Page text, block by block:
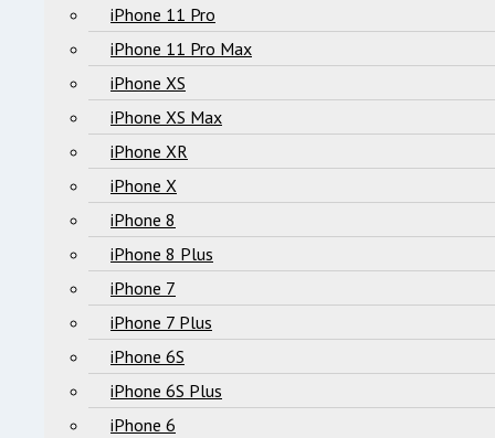
iPhone 11 Pro
iPhone 11 Pro Max
iPhone XS
iPhone XS Max
iPhone XR
iPhone X
iPhone 8
iPhone 8 Plus
iPhone 7
iPhone 7 Plus
iPhone 6S
iPhone 6S Plus
iPhone 6